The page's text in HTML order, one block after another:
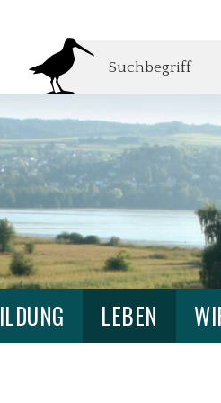
Suchbegriff
LEBEN